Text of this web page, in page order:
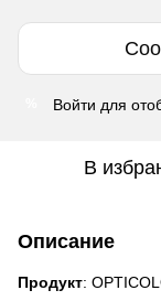
Войти для
В
Описание
Продукт: